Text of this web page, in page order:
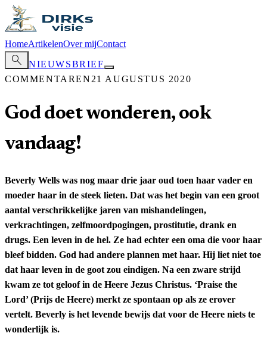
HomeArtikelenOver mijContact
search
NIEUWSBRIEF
COMMENTAREN 21 AUGUSTUS 2020
God doet wonderen, ook
vandaag!
Beverly Wells was nog maar drie jaar oud toen haar vader en
moeder haar in de steek lieten. Dat was het begin van een groot
aantal verschrikkelijke jaren van mishandelingen,
verkrachtingen, zelfmoordpogingen, prostitutie, drank en
drugs. Een leven in de hel. Ze had echter een oma die voor haar
bleef bidden. God had andere plannen met haar. Hij liet niet toe
dat haar leven in de goot zou eindigen. Na een zware strijd
kwam ze tot geloof in de Heere Jezus Christus. ‘Praise the
Lord’ (Prijs de Heere) merkt ze spontaan op als ze erover
vertelt. Beverly is het levende bewijs dat voor de Heere niets te
wonderlijk is.